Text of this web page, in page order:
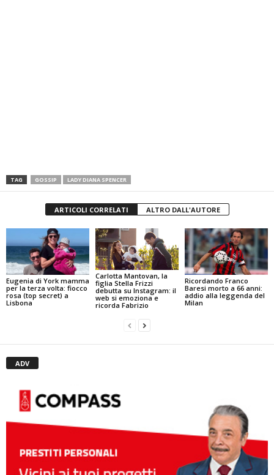
TAG GOSSIP LADY DIANA SPENCER
ARTICOLI CORRELATI ALTRO DALL'AUTORE
Eugenia di York mamma
per la terza volta: fiocco
rosa (top secret) a
Lisbona
Carlotta Mantovan, la
figlia Stella Frizzi
debutta su Instagram: il
web si emoziona e
ricorda Fabrizio
Ricordando Franco
Baresi morto a 66 anni:
addio alla leggenda del
Milan
ADV